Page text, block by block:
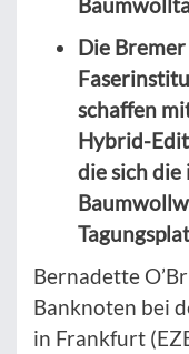
Die
schaffen
Hybrid-
die sich
Bernadette
Banknoten bei
in Frankfurt